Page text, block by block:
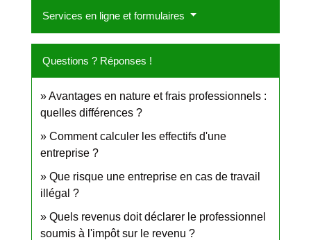
Services en ligne et formulaires
Questions ? Réponses !
Avantages en nature et frais professionnels :
quelles différences ?
Comment calculer les effectifs d'une
entreprise ?
Que risque une entreprise en cas de travail
illégal ?
Quels revenus doit déclarer le professionnel
soumis à l'impôt sur le revenu ?